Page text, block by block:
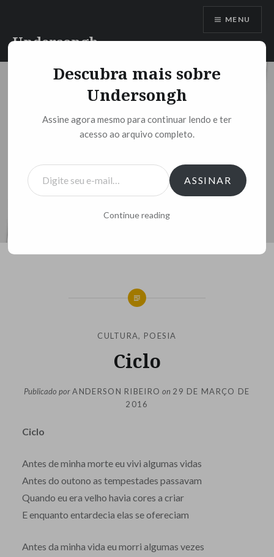
conteúdo
Undersongh
MENU
CULTURA, POESIA
Ciclo
Publicado porANDERSON RIBEIRO on 29 DE MARÇO DE
2016
Ciclo
Antes de minha morte eu vivi algumas vidas
Antes do outono as tempestades passavam
Quando eu era velho havia cores a criar
E enquanto entardecia elas se ofereciam
Antes da minha vida eu morri algumas vezes
Descubra mais sobre
Undersongh
Assine agora mesmo para continuar lendo e ter
acesso ao arquivo completo.
Digite seu e-mail…
ASSINAR
Continue reading